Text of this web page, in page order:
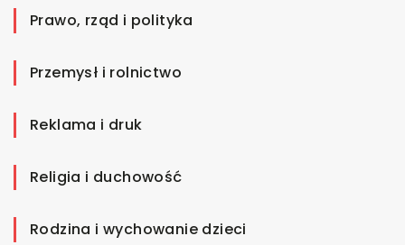
Prawo, rząd i polityka
Przemysł i rolnictwo
Reklama i druk
Religia i duchowość
Rodzina i wychowanie dzieci